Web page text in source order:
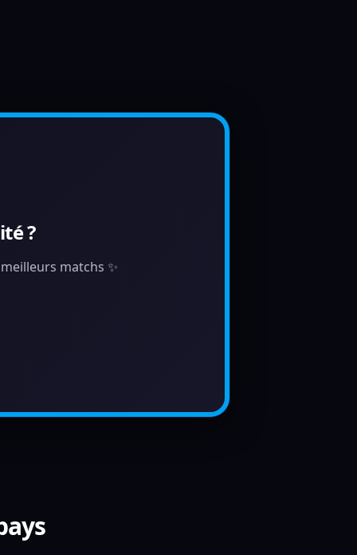
?
matchs ✨